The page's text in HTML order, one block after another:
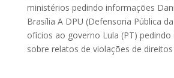
ministérios pedindo informações
Brasília A DPU (Defensoria Pública
ofícios ao governo Lula (PT)
sobre relatos de violações de direitos